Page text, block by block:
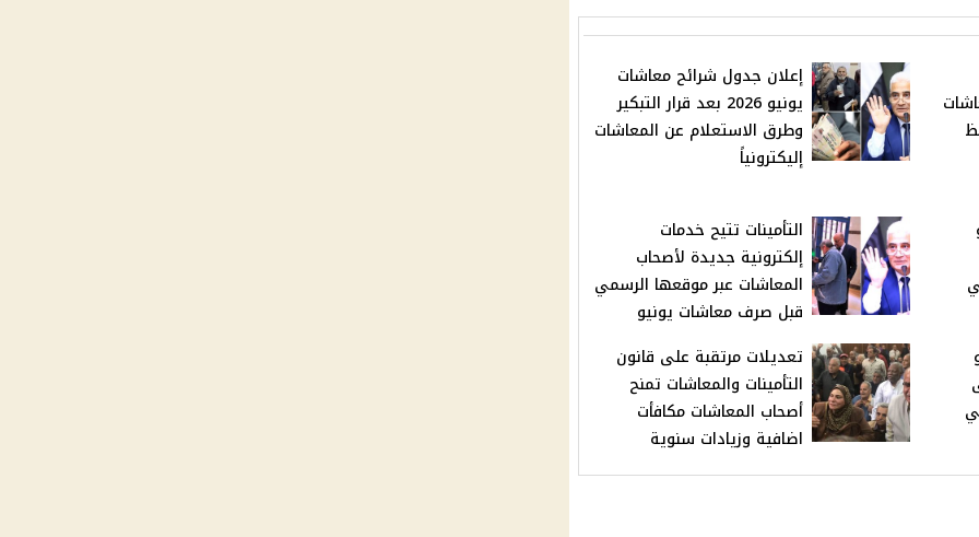
إعلان جدول شرائح معاشات
يونيو 2026 بعد قرار التبكير
وطرق الاستعلام عن المعاشات
إليكترونياً
التأمينات تتيح خدمات
إلكترونية جديدة لأصحاب
المعاشات عبر موقعها الرسمي
قبل صرف معاشات يونيو
تعديلات مرتقبة على قانون
التأمينات والمعاشات تمنح
أصحاب المعاشات مكافأت
اضافية وزيادات سنوية